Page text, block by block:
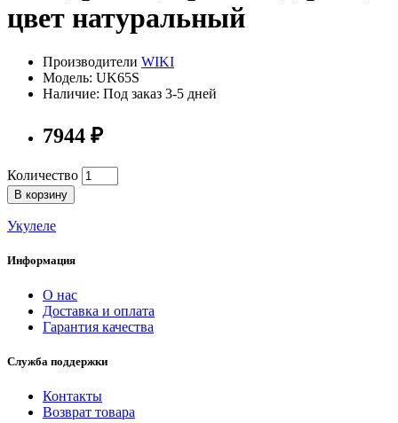
цвет натуральный
Производители WIKI
Модель: UK65S
Наличие: Под заказ 3-5 дней
7944 ₽
Количество
В корзину
Укулеле
Информация
О нас
Доставка и оплата
Гарантия качества
Служба поддержки
Контакты
Возврат товара